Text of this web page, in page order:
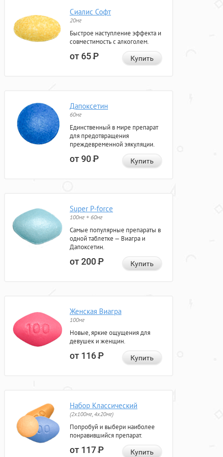
Сиалис Софт
20мг
Быстрое наступление эффекта и
совместимость с алкоголем.
от 65Р Купить
Дапоксетин
60мг
Единственный в мире препарат
для предотвращения
преждевременной эякуляции.
от 90Р Купить
Super P-force
100мг + 60мг
Самые популярные препараты в
одной таблетке — Виагра и
Дапоксетин.
от 200Р Купить
Женская Виагра
100мг
Новые, яркие ощущения для
девушек и женщин.
от 116Р Купить
Набор Классический
(2x100мг, 4x20мг)
Попробуй и выбери наиболее
понравившийся препарат.
от 117Р Купить